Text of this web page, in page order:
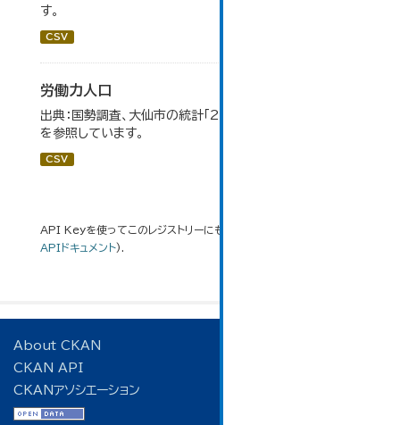
す。
CSV
労働力人口
出典：国勢調査、大仙市の統計「2-6 労働力人口」のデータ
を参照しています。
CSV
API Keyを使ってこのレジストリーにもアクセス可能です
APIドキュメント).
About CKAN
CKAN API
CKANアソシエーション